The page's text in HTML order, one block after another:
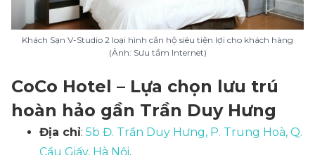
Khách Sạn V-Studio 2 loại hình căn hộ siêu tiện lợi cho khách hàng
(Ảnh: Sưu tầm Internet)
CoCo Hotel – Lựa chọn lưu trú
hoàn hảo gần Trần Duy Hưng
Địa chỉ: 5b Đ. Trần Duy Hưng, P. Trung Hoà, Q.
Cầu Giấy, Hà Nội.